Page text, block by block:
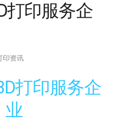
打印服务企
印资讯
打印服务企
业